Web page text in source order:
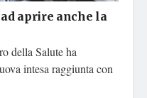
aprire anche la
della Salute ha
intesa raggiunta con